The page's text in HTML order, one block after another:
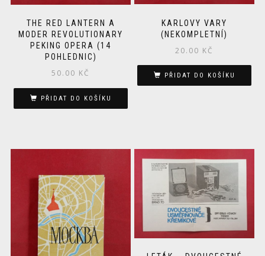
THE RED LANTERN A
MODER REVOLUTIONARY
PEKING OPERA (14
POHLEDNIC)
50.00 KČ
PŘIDAT DO KOŠÍKU
KARLOVY VARY
(NEKOMPLETNÍ)
20.00 KČ
PŘIDAT DO KOŠÍKU